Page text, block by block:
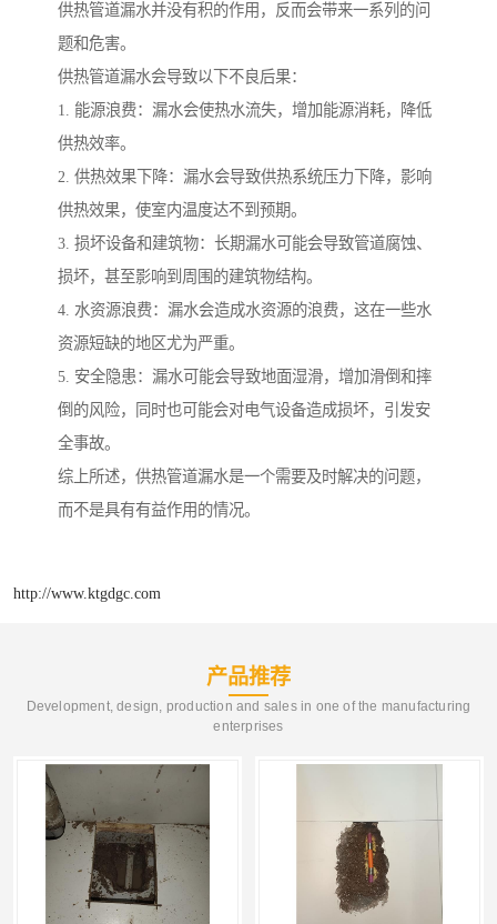
供热管道漏水并没有积的作用，反而会带来一系列的问
题和危害。
供热管道漏水会导致以下不良后果：
1. 能源浪费：漏水会使热水流失，增加能源消耗，降低
供热效率。
2. 供热效果下降：漏水会导致供热系统压力下降，影响
供热效果，使室内温度达不到预期。
3. 损坏设备和建筑物：长期漏水可能会导致管道腐蚀、
损坏，甚至影响到周围的建筑物结构。
4. 水资源浪费：漏水会造成水资源的浪费，这在一些水
资源短缺的地区尤为严重。
5. 安全隐患：漏水可能会导致地面湿滑，增加滑倒和摔
倒的风险，同时也可能会对电气设备造成损坏，引发安
全事故。
综上所述，供热管道漏水是一个需要及时解决的问题，
而不是具有有益作用的情况。
http://www.ktgdgc.com
产品推荐
Development, design, production and sales in one of the manufacturing
enterprises